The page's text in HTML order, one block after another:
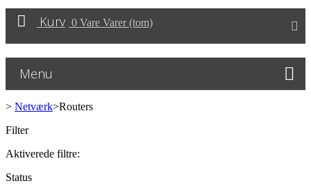
Kurv 0 Vare Varer (tom)
Menu
> Netværk>Routers
Filter
Aktiverede filtre:
Status